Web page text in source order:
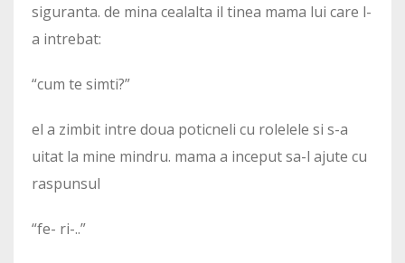
siguranta. de mina cealalta il tinea mama lui care l-
a intrebat:
“cum te simti?”
el a zimbit intre doua poticneli cu rolelele si s-a
uitat la mine mindru. mama a inceput sa-l ajute cu
raspunsul
“fe- ri-..”